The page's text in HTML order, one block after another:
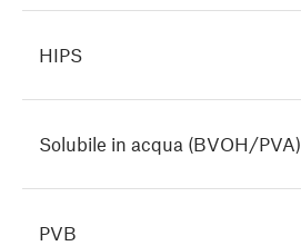
HIPS
Solubile in acqua (BVOH/PVA)
PVB